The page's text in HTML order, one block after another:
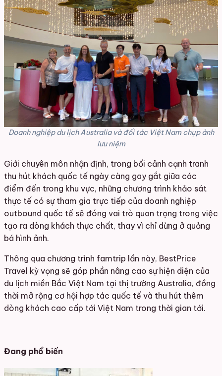
Doanh nghiệp du lịch Australia và đối tác Việt Nam chụp ảnh
lưu niệm
Giới chuyên môn nhận định, trong bối cảnh cạnh tranh
thu hút khách quốc tế ngày càng gay gắt giữa các
điểm đến trong khu vực, những chương trình khảo sát
thực tế có sự tham gia trực tiếp của doanh nghiệp
outbound quốc tế sẽ đóng vai trò quan trọng trong việc
tạo ra dòng khách thực chất, thay vì chỉ dừng ở quảng
bá hình ảnh.
Thông qua chương trình famtrip lần này, BestPrice
Travel kỳ vọng sẽ góp phần nâng cao sự hiện diện của
du lịch miền Bắc Việt Nam tại thị trường Australia, đồng
thời mở rộng cơ hội hợp tác quốc tế và thu hút thêm
dòng khách cao cấp tới Việt Nam trong thời gian tới.
Đang phổ biến